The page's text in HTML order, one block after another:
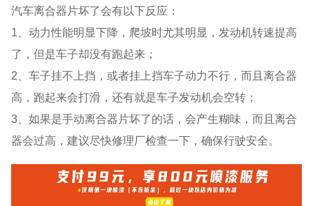
汽车离合器片坏了会有以下反应：
1、动力性能明显下降，爬坡时尤其明显，发动机转速提高
了，但是车子却没有跑起来；
2、车子挂不上挡，或者挂上挡车子动力不行，而且离合器
高，跑起来会打滑，还有就是车子发动机会空转；
3、如果是手动离合器片坏了的话，会产生糊味，而且离合
器会过高，建议尽快修理厂检查一下，确保行驶安全。